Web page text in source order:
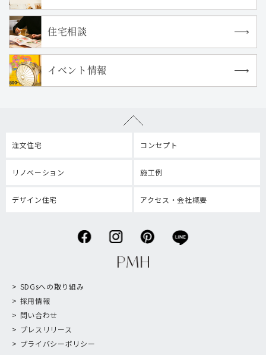
住宅相談
イベント情報
注文住宅 コンセプト
リノベーション 施工例
デザイン住宅 アクセス・会社概要
SDGsへの取り組み
採用情報
問い合わせ
プレスリリース
プライバシーポリシー